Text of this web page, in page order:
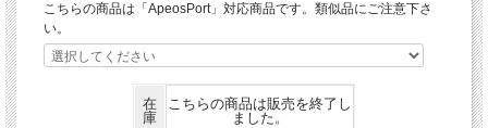
こちらの商品は「ApeosPort」対応商品です。類似品にご注意下さ
い。
在
庫
こちらの商品は販売を終了し
ました。